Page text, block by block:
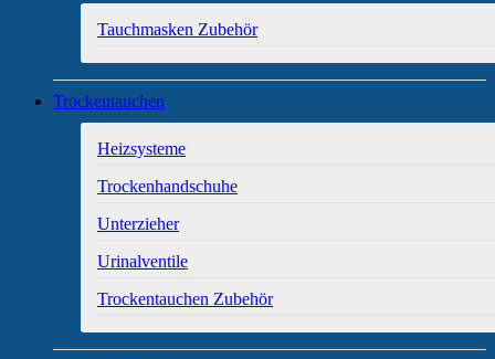
Tauchmasken Zubehör
Trockentauchen
Heizsysteme
Trockenhandschuhe
Unterzieher
Urinalventile
Trockentauchen Zubehör